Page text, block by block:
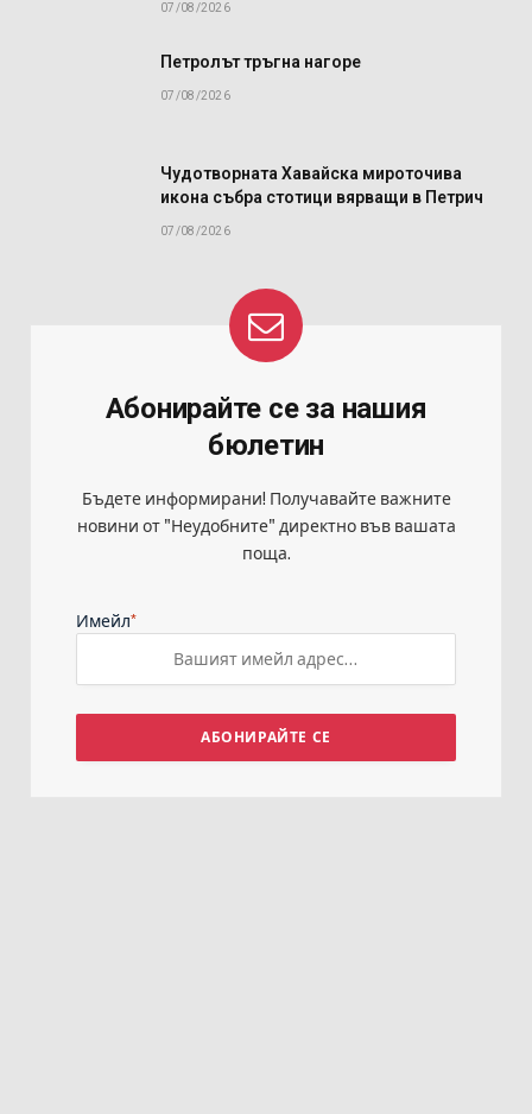
07/08/2026
Петролът тръгна нагоре
07/08/2026
Чудотворната Хавайска мироточива
икона събра стотици вярващи в Петрич
07/08/2026
Абонирайте се за нашия
бюлетин
Бъдете информирани! Получавайте важните
новини от "Неудобните" директно във вашата
поща.
Имейл*